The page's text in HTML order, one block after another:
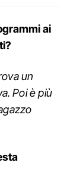
ai
un
Poi è più